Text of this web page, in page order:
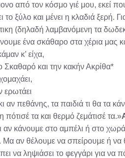
από τον κόσμο γιέ μου, εκεί
το ξύλο και μένει η κλαδιά
(δηλαδή λαμβανόμενη τα
ένα σκάθαρο στα χέρια μας
κ’ είχα,
Σκαθαρό και την κακήν Ακρίθα*
ερωτάει
αν πεθάνης, τα παιδιά τι θα τα
πότισέ τα και θερμό ζεμάτισέ τα.»
αν κάνουμε στο αμπέλι ή στο
Μα αν θέλουμε να σπείρουμε ή
να ληψιάσει το φεγγάρι για να